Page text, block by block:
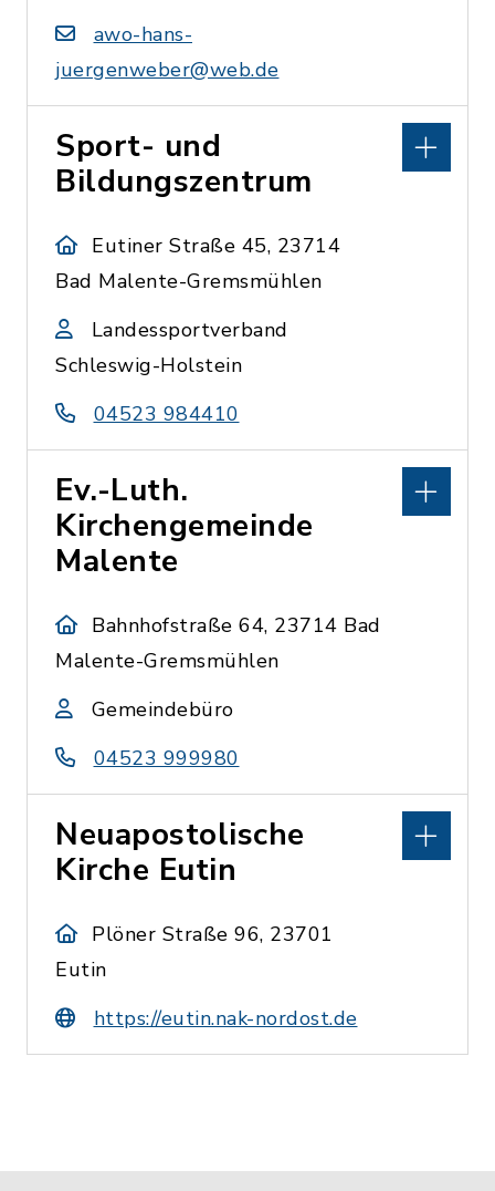
awo-hans-
juergenweber@web.de
Sport- und
Bildungszentrum
Eutiner Straße 45, 23714
Bad Malente-Gremsmühlen
Landessportverband
Schleswig-Holstein
04523 984410
Ev.-Luth.
Kirchengemeinde
Malente
Bahnhofstraße 64, 23714 Bad
Malente-Gremsmühlen
Gemeindebüro
04523 999980
Neuapostolische
Kirche Eutin
Plöner Straße 96, 23701
Eutin
https://eutin.nak-nordost.de